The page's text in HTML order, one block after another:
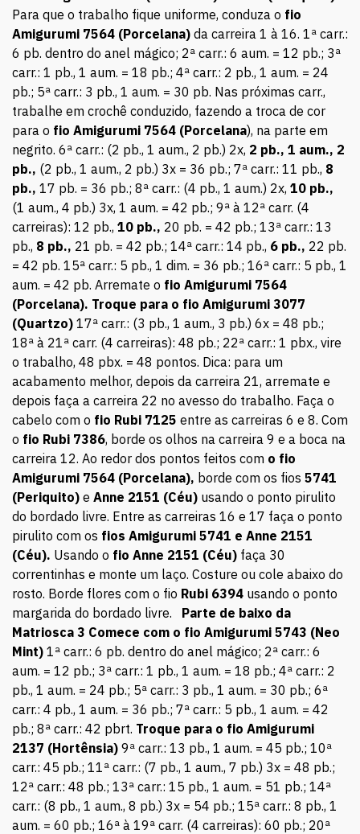
Para que o trabalho fique uniforme, conduza o fio
Amigurumi 7564 (Porcelana) da carreira 1 à 16. 1ª carr.:
6 pb. dentro do anel mágico; 2ª carr.: 6 aum. = 12 pb.; 3ª
carr.: 1 pb., 1 aum. = 18 pb.; 4ª carr.: 2 pb., 1 aum. = 24
pb.; 5ª carr.: 3 pb., 1 aum. = 30 pb. Nas próximas carr.,
trabalhe em crochê conduzido, fazendo a troca de cor
para o fio Amigurumi 7564 (Porcelana), na parte em
negrito. 6ª carr.: (2 pb., 1 aum., 2 pb.) 2x, 2 pb., 1 aum., 2
pb., (2 pb., 1 aum., 2 pb.) 3x = 36 pb.; 7ª carr.: 11 pb., 8
pb., 17 pb. = 36 pb.; 8ª carr.: (4 pb., 1 aum.) 2x, 10 pb.,
(1 aum., 4 pb.) 3x, 1 aum. = 42 pb.; 9ª à 12ª carr. (4
carreiras): 12 pb., 10 pb., 20 pb. = 42 pb.; 13ª carr.: 13
pb., 8 pb., 21 pb. = 42 pb.; 14ª carr.: 14 pb., 6 pb., 22 pb.
= 42 pb. 15ª carr.: 5 pb., 1 dim. = 36 pb.; 16ª carr.: 5 pb., 1
aum. = 42 pb. Arremate o fio Amigurumi 7564
(Porcelana). Troque para o fio Amigurumi 3077
(Quartzo) 17ª carr.: (3 pb., 1 aum., 3 pb.) 6x = 48 pb.;
18ª à 21ª carr. (4 carreiras): 48 pb.; 22ª carr.: 1 pbx., vire
o trabalho, 48 pbx. = 48 pontos. Dica: para um
acabamento melhor, depois da carreira 21, arremate e
depois faça a carreira 22 no avesso do trabalho. Faça o
cabelo com o fio Rubi 7125 entre as carreiras 6 e 8. Com
o fio Rubi 7386, borde os olhos na carreira 9 e a boca na
carreira 12. Ao redor dos pontos feitos com o fio
Amigurumi 7564 (Porcelana), borde com os fios 5741
(Periquito) e Anne 2151 (Céu) usando o ponto pirulito
do bordado livre. Entre as carreiras 16 e 17 faça o ponto
pirulito com os fios Amigurumi 5741 e Anne 2151
(Céu). Usando o fio Anne 2151 (Céu) faça 30
correntinhas e monte um laço. Costure ou cole abaixo do
rosto. Borde flores com o fio Rubi 6394 usando o ponto
margarida do bordado livre. Parte de baixo da
Matriosca 3 Comece com o fio Amigurumi 5743 (Neo
Mint) 1ª carr.: 6 pb. dentro do anel mágico; 2ª carr.: 6
aum. = 12 pb.; 3ª carr.: 1 pb., 1 aum. = 18 pb.; 4ª carr.: 2
pb., 1 aum. = 24 pb.; 5ª carr.: 3 pb., 1 aum. = 30 pb.; 6ª
carr.: 4 pb., 1 aum. = 36 pb.; 7ª carr.: 5 pb., 1 aum. = 42
pb.; 8ª carr.: 42 pbrt. Troque para o fio Amigurumi
2137 (Hortênsia) 9ª carr.: 13 pb., 1 aum. = 45 pb.; 10ª
carr.: 45 pb.; 11ª carr.: (7 pb., 1 aum., 7 pb.) 3x = 48 pb.;
12ª carr.: 48 pb.; 13ª carr.: 15 pb., 1 aum. = 51 pb.; 14ª
carr.: (8 pb., 1 aum., 8 pb.) 3x = 54 pb.; 15ª carr.: 8 pb., 1
aum. = 60 pb.; 16ª à 19ª carr. (4 carreiras): 60 pb.; 20ª